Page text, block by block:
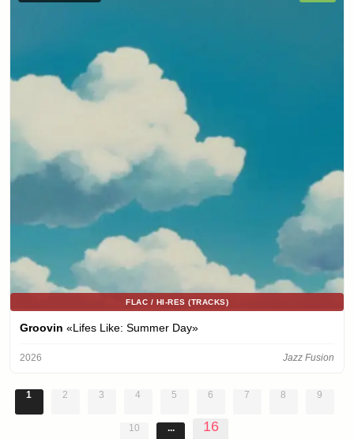
FLAC / HI-RES (TRACKS)
Groovin «Lifes Like: Summer Day»
2026 Jazz Fusion
1 2 3 4 5 6 7 8 9
10 ... 16